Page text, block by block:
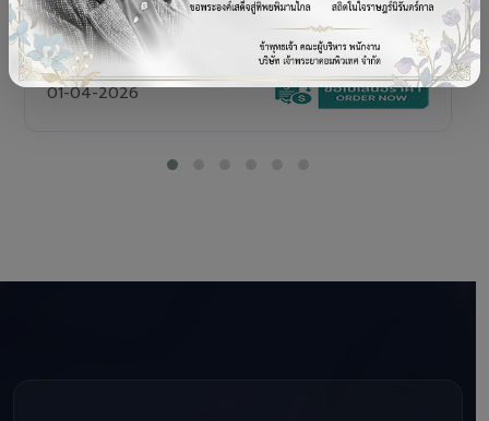
SENOR V+5s
เครื่อง POS All-in-One Touch Screen ดีไซน์พรีเมียม
01-04-2026